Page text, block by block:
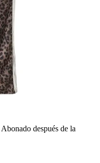
Abonado después de la